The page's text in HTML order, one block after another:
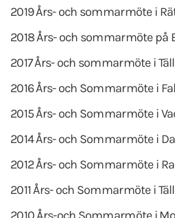
2019 Års- och sommarmöte i
2018 Års- och sommarmöte på
2017 Års- och sommarmöte i
2016 Års- och Sommarmöte i
2015 Års- och Sommarmöte i
2014 Års- och Sommarmöte i
2012 Års- och Sommarmöte i
2011 Års- och Sommarmöte i